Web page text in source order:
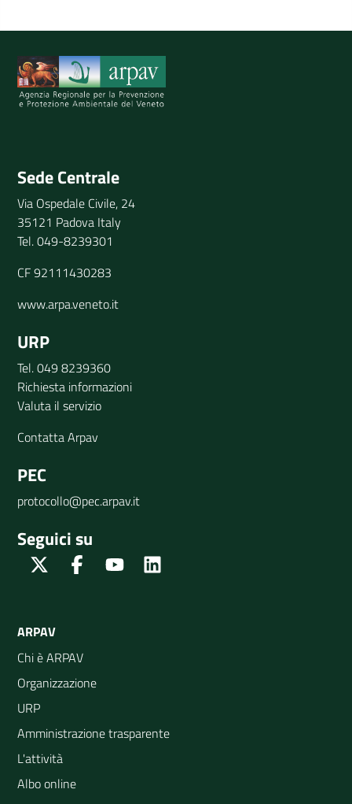
Spiegaci perchè, e aiutaci a migliorare il servizio
Sede Centrale
Via Ospedale Civile, 24
35121 Padova Italy
Tel. 049-8239301
CF 92111430283
www.arpa.veneto.it
URP
Tel. 049 8239360
Richiesta informazioni
Valuta il servizio
Contatta Arpav
PEC
protocollo@pec.arpav.it
Seguici su
Twitter FacebookYoutube
ARPAV
Chi è ARPAV
Organizzazione
URP
Amministrazione trasparente
L'attività
Albo online